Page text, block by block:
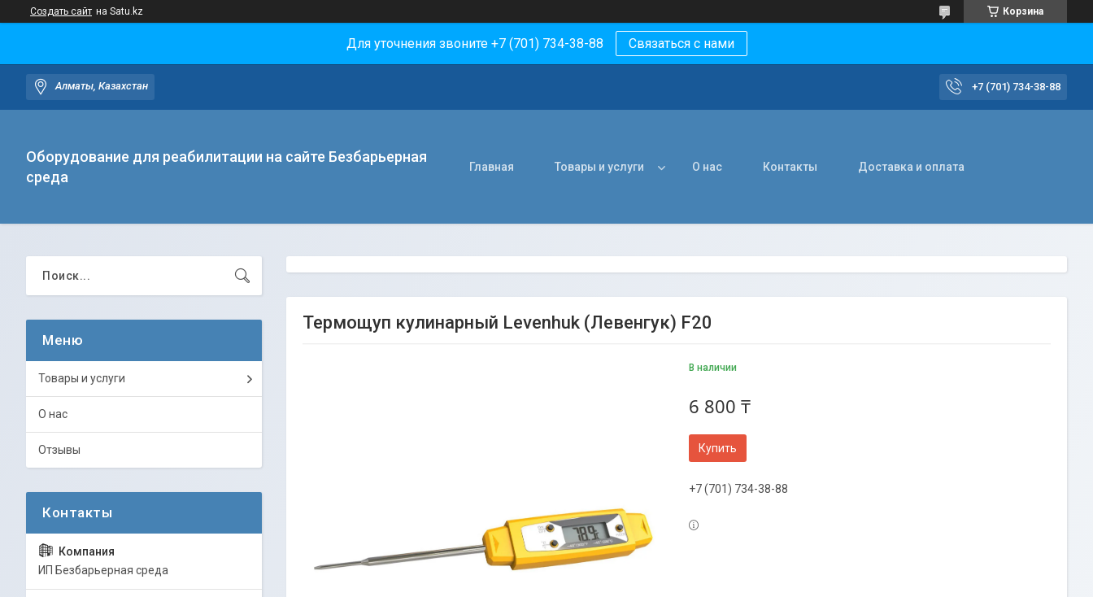
Создать сайт на Satu.kz Корзина
Для уточнения звоните +7 (701) 734-38-88 Связаться с нами
Алматы, Казахстан +7 (701) 734-38-88
Оборудование для реабилитации на сайте Безбарьерная
среда
Главная Товары и услуги О нас Контакты Доставка и оплата
Термощуп кулинарный Levenhuk (Левенгук) F20
В наличии
6 800 ₸
Купить
+7 (701) 734-38-88
Товары и услуги
О нас
Отзывы
ИП Безбарьерная среда